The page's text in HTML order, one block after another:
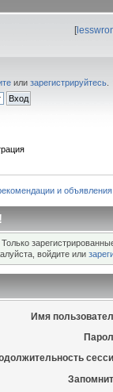
[
или зарегистрируйтесь
и объявления
Только
войдите или
Имя